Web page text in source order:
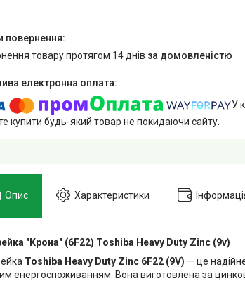
товару протягом 14 днів за домовленістю
У
купити будь-який товар не покидаючи сайту.
Опис Характеристики
"Крона" (6F22) Toshiba Heavy Duty Zinc (9v)
Toshiba Heavy Duty Zinc 6F22 (9V) — це
енергоспоживанням. Вона виготовлена за